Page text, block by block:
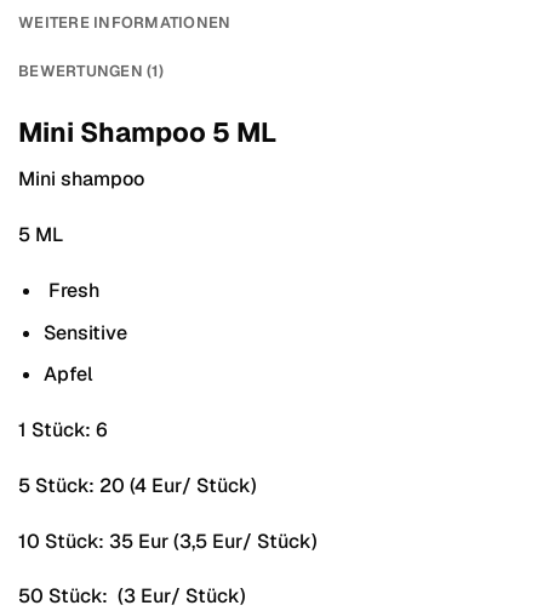
WEITERE INFORMATIONEN
BEWERTUNGEN (1)
Mini Shampoo 5 ML
Mini shampoo
5 ML
Fresh
Sensitive
Apfel
1 Stück: 6
5 Stück: 20 (4 Eur/ Stück)
10 Stück: 35 Eur (3,5 Eur/ Stück)
50 Stück: (3 Eur/ Stück)